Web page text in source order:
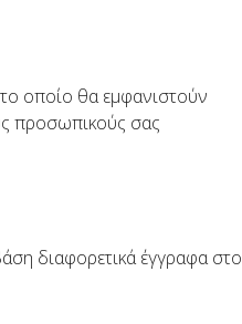
οποίο θα εμφανιστούν
προσωπικούς σας
διαφορετικά έγγραφα στο